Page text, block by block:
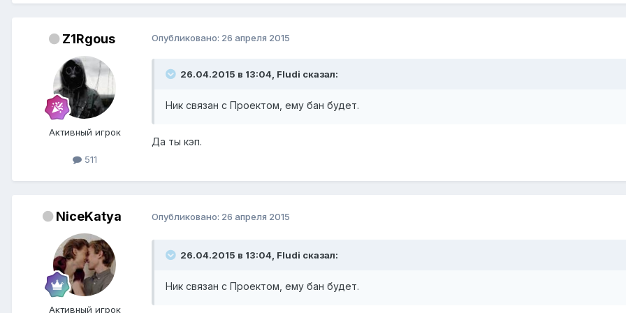
Z1Rgous
Активный игрок
511
Опубликовано: 26 апреля 2015
26.04.2015 в 13:04, Fludi сказал:
Ник связан с Проектом, ему бан будет.
Да ты кэп.
NiceKatya
Активный игрок
Опубликовано: 26 апреля 2015
26.04.2015 в 13:04, Fludi сказал:
Ник связан с Проектом, ему бан будет.